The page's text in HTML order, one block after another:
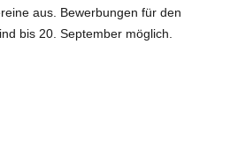
aus. Bewerbungen für den
bis 20. September möglich.